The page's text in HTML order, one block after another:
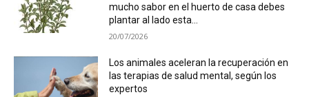
mucho sabor en el huerto de casa debes
plantar al lado esta...
20/07/2026
Los animales aceleran la recuperación en
las terapias de salud mental, según los
expertos